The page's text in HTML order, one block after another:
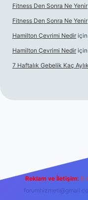
Fitness Den Sonra Ne Yenir
Fitness Den Sonra Ne Yenir
Hamilton Çevrimi Nedir için
Hamilton Çevrimi Nedir için
7 Haftalık Gebelik Kaç Aylık
Reklam ve İletişim: